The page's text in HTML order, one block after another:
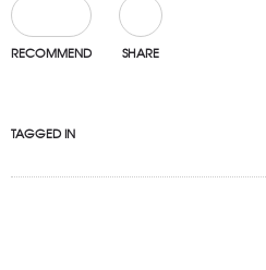
RECOMMEND SHARE
TAGGED IN